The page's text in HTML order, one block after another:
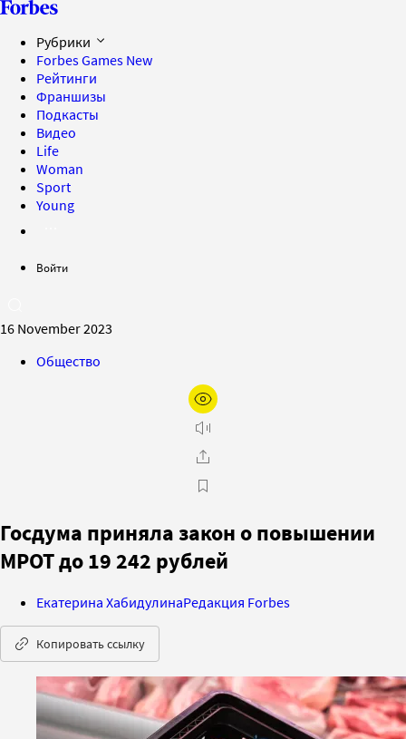
Рубрики
Forbes Games New
Рейтинги
Франшизы
Подкасты
Видео
Life
Woman
Sport
Young
Войти
16 November 2023
Общество
Госдума приняла закон о повышении
МРОТ до 19 242 рублей
Екатерина ХабидулинаРедакция Forbes
Копировать ссылку